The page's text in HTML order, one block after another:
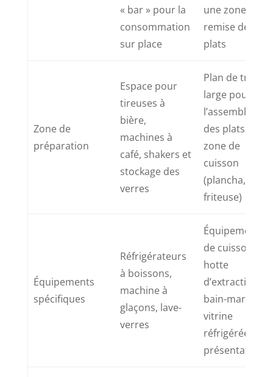
« bar » pour la
consommation
sur place
une zone de
remise des
plats
Zone de
préparation
Espace pour
tireuses à
bière,
machines à
café, shakers et
stockage des
verres
Plan de travail
large pour
l’assemblage
des plats et
zone de
cuisson
(plancha,
friteuse)
Équipements
spécifiques
Réfrigérateurs
à boissons,
machine à
glaçons, lave-
verres
Équipements
de cuisson,
hotte
d’extraction,
bain-marie,
vitrine
réfrigérée de
présentation